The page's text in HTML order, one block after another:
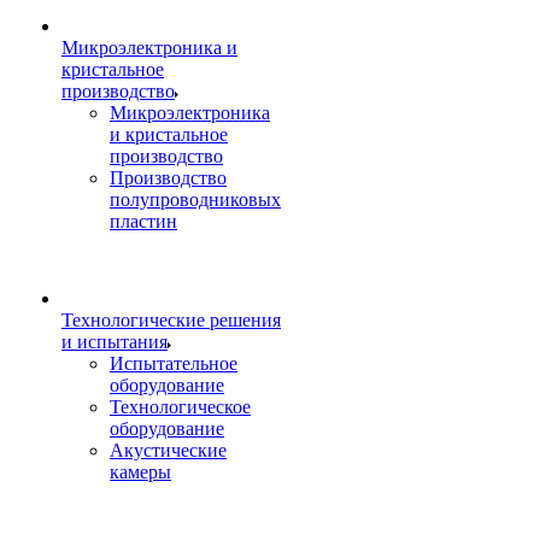
Микроэлектроника и
кристальное
производство
Микроэлектроника
и кристальное
производство
Производство
полупроводниковых
пластин
Технологические решения
и испытания
Испытательное
оборудование
Технологическое
оборудование
Акустические
камеры